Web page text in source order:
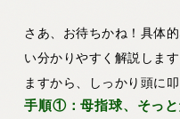
さあ、お待ちかね！具体
い分かりやすく解説しま
ますから、しっかり頭に
手順①：母指球、そっ